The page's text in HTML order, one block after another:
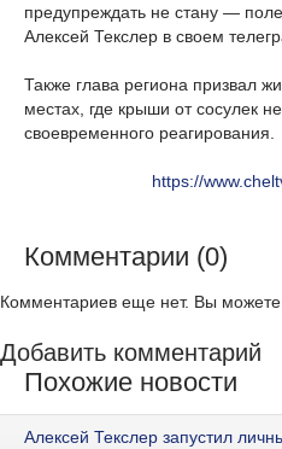
предупреждать не стану —
Алексей Текслер в своем
Также глава региона призвал
местах, где крыши от сосулек
своевременного реагирования.
https://
Комментарии (0)
Комментариев еще нет. Вы можете
Добавить комментарий
Похожие новости
Алексей Текслер запустил